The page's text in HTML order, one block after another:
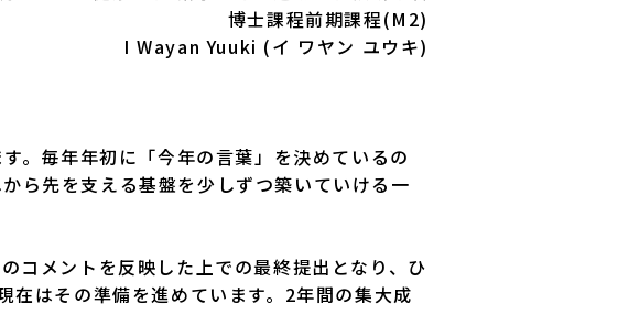
博士課程前期課程(M2)
I Wayan Yuuki (イ ワヤン ユウキ)
。毎年年初に「今年の言葉」を決めているの
ら先を支える基盤を少しずつ築いていける一
コメントを反映した上での最終提出となり、ひ
在はその準備を進めています。2年間の集大成